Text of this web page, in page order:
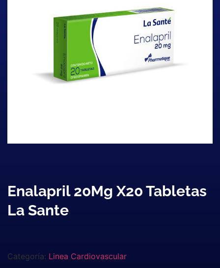
Enalapril 20Mg X20 Tabletas
La Sante
Categoría: Linea Cardiovascular